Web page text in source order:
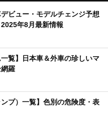
デビュー・モデルチェンジ予想
年8月最新情報
一覧】日本車＆外車の珍しいマ
羅
ンプ）一覧】色別の危険度・表